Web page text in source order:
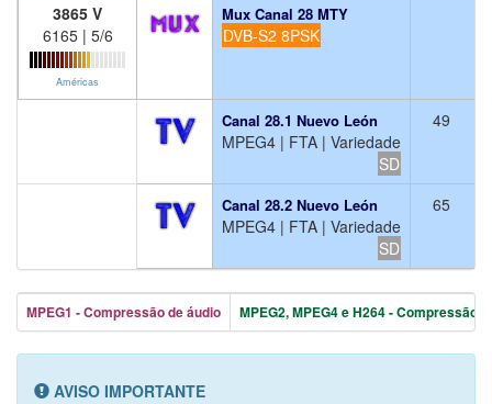
3865 V
6165 | 5/6
Américas
Mux Canal 28 MTY
DVB-S2 8PSK
Canal 28.1 Nuevo León
MPEG4 | FTA | Variedade
SD
49
Canal 28.2 Nuevo León
MPEG4 | FTA | Variedade
SD
65
MPEG1 - Compressão de áudio MPEG2, MPEG4 e H264 - Compressão
AVISO IMPORTANTE